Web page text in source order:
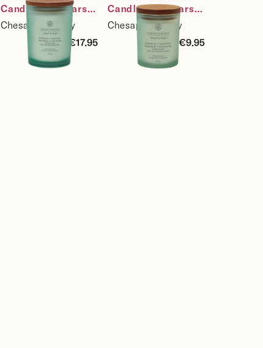
Candle Sojakaars
Balance &
Harmony -
Waterlily Pear -
maat medium
Chesapeake Bay
€17.95
Candle Sojakaars
Balance &
Harmony -
Waterlily Pear -
maat small
Chesapeake Bay
€9.95